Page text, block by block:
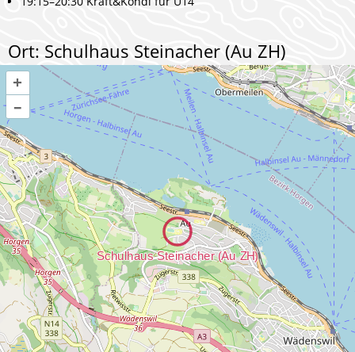
Ort: Schulhaus Steinacher (Au ZH)
+
–